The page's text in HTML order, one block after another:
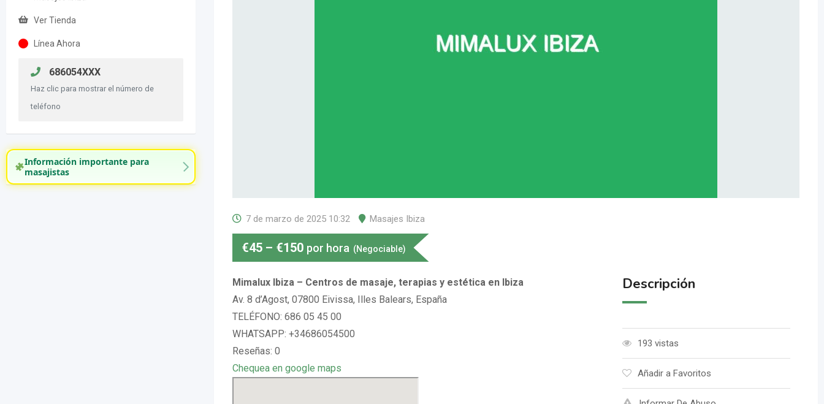
Ver Tienda
Línea Ahora
686054XXX
Haz clic para mostrar el número de
teléfono
Información importante para
masajistas
7 de marzo de 2025 10:32 Masajes Ibiza
€45 – €150 por hora (Negociable)
Mimalux Ibiza – Centros de masaje, terapias y estética en Ibiza
Av. 8 d’Agost, 07800 Eivissa, Illes Balears, España
TELÉFONO: 686 05 45 00
WHATSAPP: +34686054500
Reseñas: 0
Chequea en google maps
Descripción
193 vistas
Añadir a Favoritos